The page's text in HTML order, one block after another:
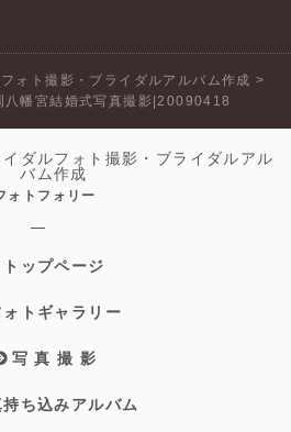
ォト撮影・ブライダルアルバム作成 >
八幡宮結婚式写真撮影|20090418
ォトフォリー
トップページ
ォトギャラリー
写 真 撮 影
ち込みアルバム